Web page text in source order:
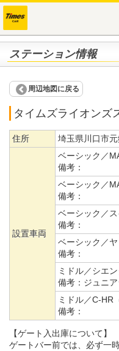
ステーション情報
周辺地図に戻る
タイムズライオンズ
住所 埼玉県川口市
設置車両
ベーシック／
備考：
ベーシック／
備考：
ベーシック／
備考：
ベーシック／ヤ
備考：
ミドル／シエ
備考： ジュニ
ミドル／C-HR
備考：
【ゲート入出庫について】
ゲートバー前では、必ず一